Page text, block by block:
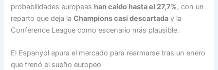
probabilidades europeas han caído hasta el 27,7%, con un
reparto que deja laChampions casi descartada y la
Conference League como escenario más plausible.
El Espanyol apura el mercado para rearmarse tras un enero
que frenó el sueño europeo